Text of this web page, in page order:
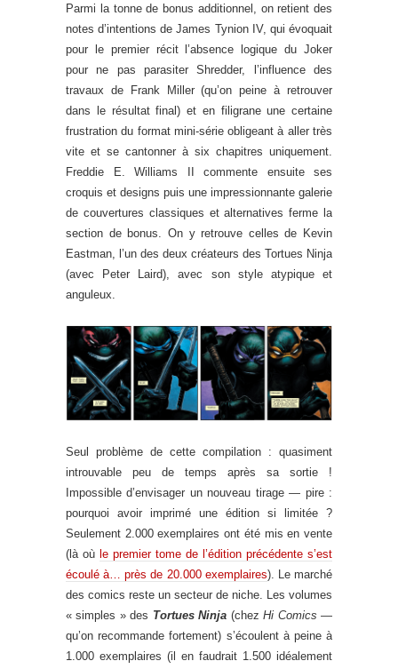
Parmi la tonne de bonus additionnel, on retient des
notes d’intentions de James Tynion IV, qui évoquait
pour le premier récit l’absence logique du Joker
pour ne pas parasiter Shredder, l’influence des
travaux de Frank Miller (qu’on peine à retrouver
dans le résultat final) et en filigrane une certaine
frustration du format mini-série obligeant à aller très
vite et se cantonner à six chapitres uniquement.
Freddie E. Williams II commente ensuite ses
croquis et designs puis une impressionnante galerie
de couvertures classiques et alternatives ferme la
section de bonus. On y retrouve celles de Kevin
Eastman, l’un des deux créateurs des Tortues Ninja
(avec Peter Laird), avec son style atypique et
anguleux.
Seul problème de cette compilation : quasiment
introuvable peu de temps après sa sortie !
Impossible d’envisager un nouveau tirage — pire :
pourquoi avoir imprimé une édition si limitée ?
Seulement 2.000 exemplaires ont été mis en vente
(là où le premier tome de l’édition précédente s’est
écoulé à… près de 20.000 exemplaires). Le marché
des comics reste un secteur de niche. Les volumes
« simples » des Tortues Ninja (chezHi Comics —
qu’on recommande fortement) s’écoulent à peine à
1.000 exemplaires (il en faudrait 1.500 idéalement